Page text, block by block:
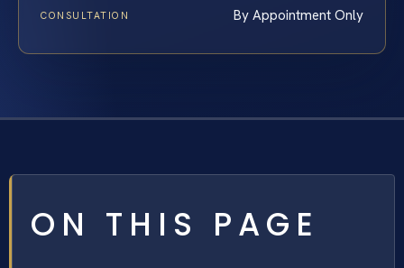
CONSULTATION By Appointment Only
ON THIS PAGE